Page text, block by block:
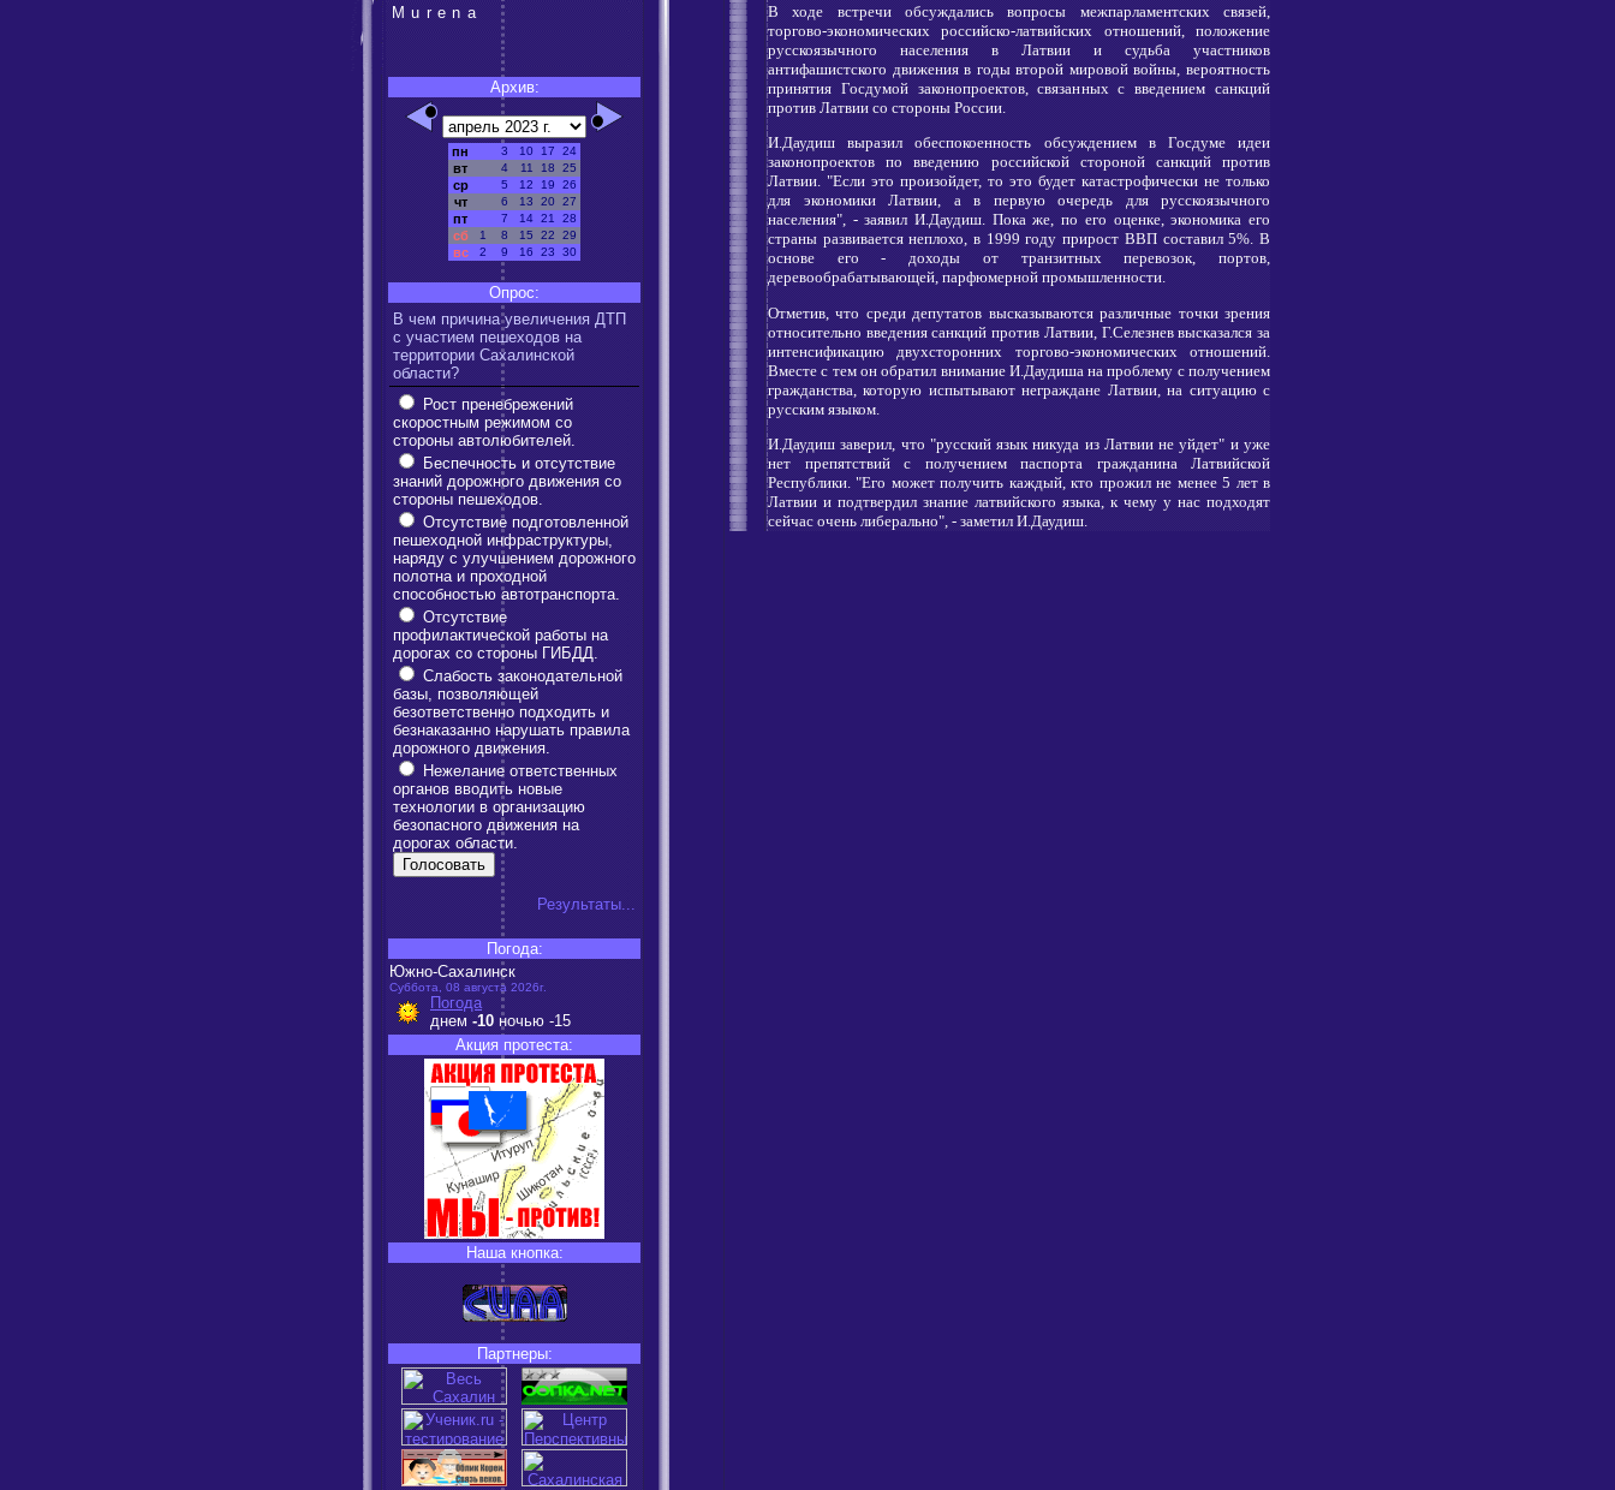
Murena
Архив:
пн 3 10 17 24
вт 4 11 18 25
ср 5 12 19 26
чт 6 13 20 27
пт 7 14 21 28
сб 1 8 15 22 29
вс 2 9 16 23 30
Опрос:
В чем причина увеличения ДТП
с участием пешеходов на
территории Сахалинской
области?
Рост пренебрежений
скоростным режимом со
стороны автолюбителей.
Беспечность и отсутствие
знаний дорожного движения со
стороны пешеходов.
Отсутствие подготовленной
пешеходной инфраструктуры,
наряду с улучшением дорожного
полотна и проходной
способностью автотранспорта.
Отсутствие
профилактической работы на
дорогах со стороны ГИБДД.
Слабость законодательной
базы, позволяющей
безответственно подходить и
безнаказанно нарушать правила
дорожного движения.
Нежелание ответственных
органов вводить новые
технологии в организацию
безопасного движения на
дорогах области.
Результаты...
Погода:
Южно-Сахалинск
Суббота, 08 августа 2026г.
Погода
днем -10 ночью -15
Акция протеста:
Наша кнопка:
Партнеры:
В ходе встречи обсуждались вопросы межпарламентских связей,
торгово-экономических российско-латвийских отношений, положение
русскоязычного населения в Латвии и судьба участников
антифашистского движения в годы второй мировой войны, вероятность
принятия Госдумой законопроектов, связанных с введением санкций
против Латвии со стороны России.
И.Даудиш выразил обеспокоенность обсуждением в Госдуме идеи
законопроектов по введению российской стороной санкций против
Латвии. "Если это произойдет, то это будет катастрофически не только
для экономики Латвии, а в первую очередь для русскоязычного
населения", - заявил И.Даудиш. Пока же, по его оценке, экономика его
страны развивается неплохо, в 1999 году прирост ВВП составил 5%. В
основе его - доходы от транзитных перевозок, портов,
деревообрабатывающей, парфюмерной промышленности.
Отметив, что среди депутатов высказываются различные точки зрения
относительно введения санкций против Латвии, Г.Селезнев высказался за
интенсификацию двухсторонних торгово-экономических отношений.
Вместе с тем он обратил внимание И.Даудиша на проблему с получением
гражданства, которую испытывают неграждане Латвии, на ситуацию с
русским языком.
И.Даудиш заверил, что "русский язык никуда из Латвии не уйдет" и уже
нет препятствий с получением паспорта гражданина Латвийской
Республики. "Его может получить каждый, кто прожил не менее 5 лет в
Латвии и подтвердил знание латвийского языка, к чему у нас подходят
сейчас очень либерально", - заметил И.Даудиш.